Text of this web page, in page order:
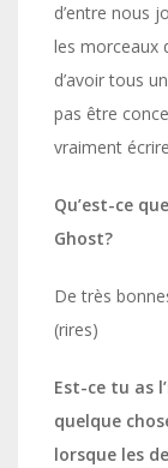
d’entre nous
les morceaux
d’avoir tous
pas être
vraiment
Qu’est-ce
Ghost?
De très
(rires)
Est-ce tu as
quelque
lorsque les